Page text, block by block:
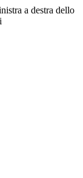
a destra dello